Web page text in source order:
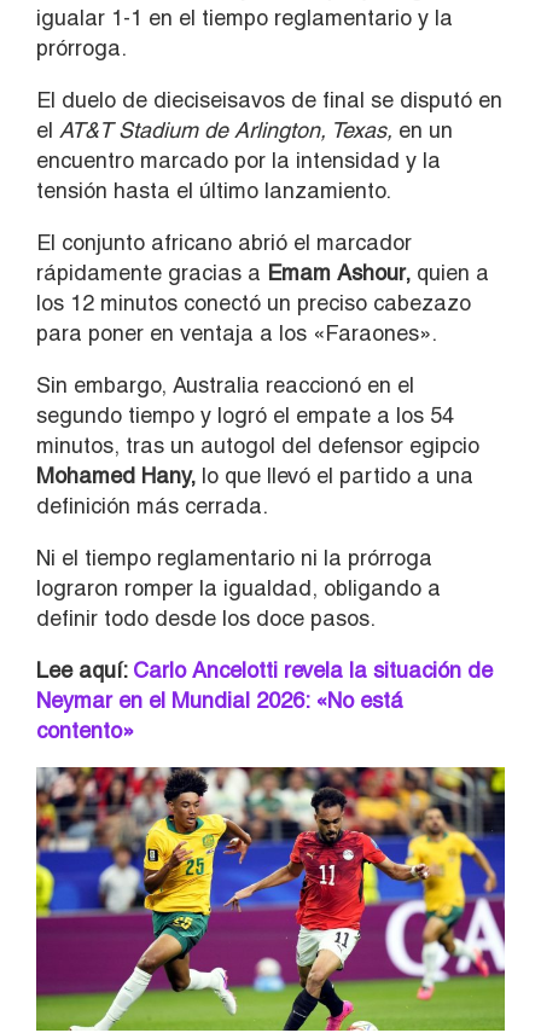
igualar 1-1 en el tiempo reglamentario y la
prórroga.
El duelo de dieciseisavos de final se disputó en
el AT&T Stadium de Arlington, Texas, en un
encuentro marcado por la intensidad y la
tensión hasta el último lanzamiento.
El conjunto africano abrió el marcador
rápidamente gracias a Emam Ashour, quien a
los 12 minutos conectó un preciso cabezazo
para poner en ventaja a los «Faraones».
Sin embargo, Australia reaccionó en el
segundo tiempo y logró el empate a los 54
minutos, tras un autogol del defensor egipcio
Mohamed Hany, lo que llevó el partido a una
definición más cerrada.
Ni el tiempo reglamentario ni la prórroga
lograron romper la igualdad, obligando a
definir todo desde los doce pasos.
Lee aquí: Carlo Ancelotti revela la situación de
Neymar en el Mundial 2026: «No está
contento»